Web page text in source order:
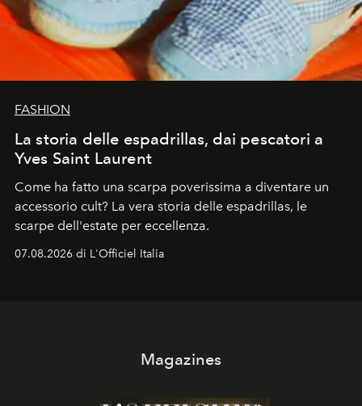
FASHION
La storia delle espadrillas, dai pescatori a
Yves Saint Laurent
Come ha fatto una scarpa poverissima a diventare un
accessorio cult? La vera storia delle espadrillas, le
scarpe dell'estate per eccellenza.
07.08.2026 di L'Officiel Italia
Magazines